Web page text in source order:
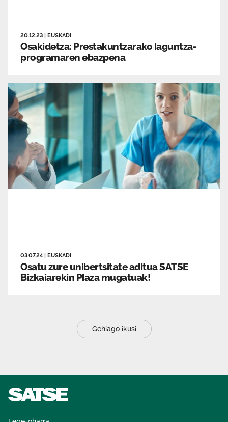
20.12.23 EUSKADI
Osakidetza: Prestakuntzarako laguntza-
programaren ebazpena
03.07.24 EUSKADI
Osatu zure unibertsitate aditua SATSE
Bizkaiarekin Plaza mugatuak!
Gehiago ikusi